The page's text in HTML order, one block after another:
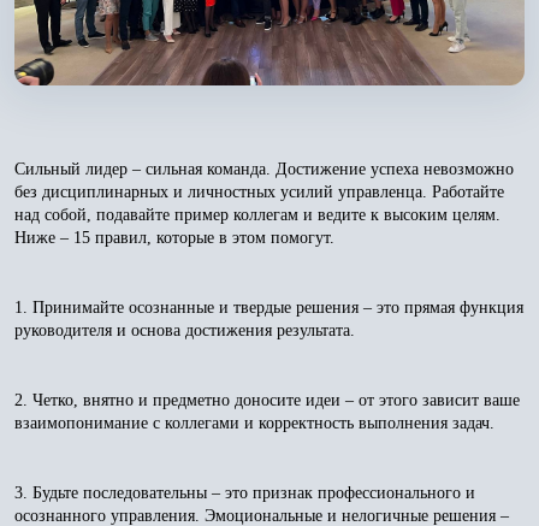
Сильный лидер – сильная команда. Достижение успеха невозможно
без дисциплинарных и личностных усилий управленца. Работайте
над собой, подавайте пример коллегам и ведите к высоким целям.
Ниже – 15 правил, которые в этом помогут.
1. Принимайте осознанные и твердые решения – это прямая функция
руководителя и основа достижения результата.
2. Четко, внятно и предметно доносите идеи – от этого зависит ваше
взаимопонимание с коллегами и корректность выполнения задач.
3. Будьте последовательны – это признак профессионального и
осознанного управления. Эмоциональные и нелогичные решения –